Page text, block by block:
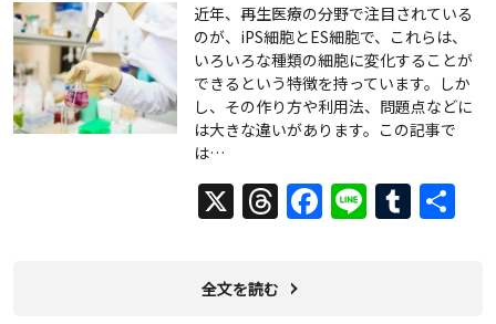
近年、再生医療の分野で注目されている
のが、iPS細胞とES細胞で、これらは、
いろいろな種類の細胞に変化することが
できるという特徴を持っています。しか
し、その作り方や利用法、問題点などに
は大きな違いがあります。この記事で
は…
X Threads
Facebook
Line
全文を読む